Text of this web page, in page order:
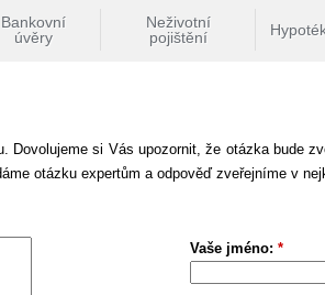
Bankovní
úvěry
Neživotní
pojištění
si Vás upozornit, že otázka bude
otázku expertům a odpověď zveřejníme v
Vaše jméno: *